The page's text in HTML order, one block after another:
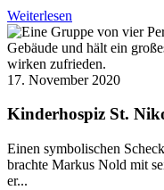
Weiterlesen
17. November 2020
Kinderhospiz St.
Einen symbolischen
brachte Markus Nold mit
er...